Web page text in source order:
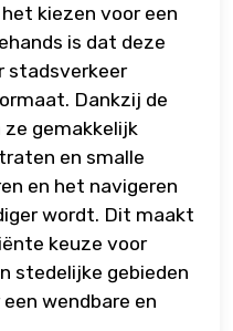
kiezen voor een
is dat deze
stadsverkeer
Dankzij de
gemakkelijk
en smalle
en het navigeren
wordt. Dit maakt
keuze voor
stedelijke gebieden
wendbare en